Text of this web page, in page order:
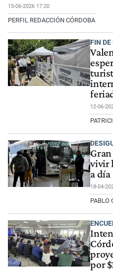
15-06-2026 17:20
PERFIL REDACCIÓN CÓRDOBA
FIN
12-06-
vivir
a día
18-04-
PABLO
por